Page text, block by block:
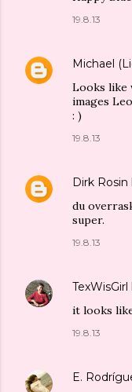
19.8.13
Michael
Looks like
images
: )
19.8.13
Dirk Rosin
du
super.
19.8.13
TexWisGirl
it looks
19.8.13
E.